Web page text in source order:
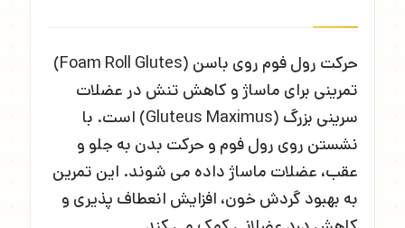
حرکت رول فوم روی باسن (Foam Roll Glutes)
تمرینی برای ماساژ و کاهش تنش در عضلات
سرینی بزرگ (Gluteus Maximus) است. با
نشستن روی رول فوم و حرکت بدن به جلو و
عقب، عضلات ماساژ داده می شوند. این تمرین
به بهبود گردش خون، افزایش انعطاف پذیری و